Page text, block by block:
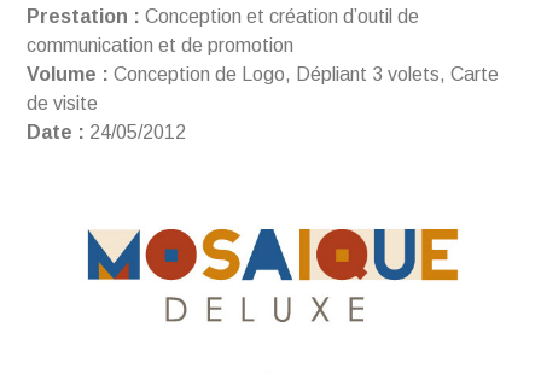
Prestation : Conception et création d’outil de
communication et de promotion
Volume : Conception de Logo, Dépliant 3 volets, Carte
de visite
Date : 24/05/2012